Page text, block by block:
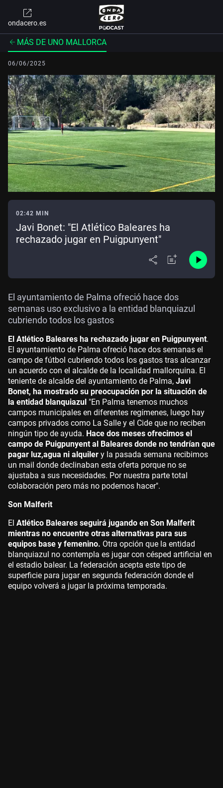
ondacero.es
MÁS DE UNO MALLORCA
06/06/2025
02:42 MIN
Javi Bonet: "El Atlético Baleares ha
rechazado jugar en Puigpunyent"
El ayuntamiento de Palma ofreció hace dos
semanas uso exclusivo a la entidad blanquiazul
cubriendo todos los gastos
El Atlético Baleares ha rechazado jugar en Puigpunyent.
El ayuntamiento de Palma ofreció hace dos semanas el
campo de fútbol cubriendo todos los gastos tras alcanzar
un acuerdo con el alcalde de la localidad mallorquina. El
teniente de alcalde del ayuntamiento de Palma, Javi
Bonet, ha mostrado su preocupación por la situación de
la entidad blanquiazul "En Palma tenemos muchos
campos municipales en diferentes regímenes, luego hay
campos privados como La Salle y el Cide que no reciben
ningún tipo de ayuda. Hace dos meses ofrecimos el
campo de Puigpunyent al Baleares donde no tendrían que
pagar luz,agua ni alquiler y la pasada semana recibimos
un mail donde declinaban esta oferta porque no se
ajustaba a sus necesidades. Por nuestra parte total
colaboración pero más no podemos hacer".
Son Malferit
El Atlético Baleares seguirá jugando en Son Malferit
mientras no encuentre otras alternativas para sus
equipos base y femenino. Otra opción que la entidad
blanquiazul no contempla es jugar con césped artificial en
el estadio balear. La federación acepta este tipo de
superficie para jugar en segunda federación donde el
equipo volverá a jugar la próxima temporada.